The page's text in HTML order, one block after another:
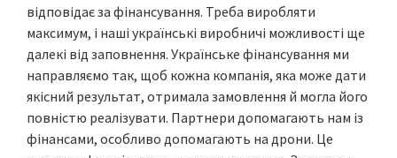
відповідає за фінансування. Треба виробляти
максимум, і наші українські виробничі можливості ще
далекі від заповнення. Українське фінансування ми
направляємо так, щоб кожна компанія, яка може дати
якісний результат, отримала замовлення й могла його
повністю реалізувати. Партнери допомагають нам із
фінансами, особливо допомагають на дрони. Це